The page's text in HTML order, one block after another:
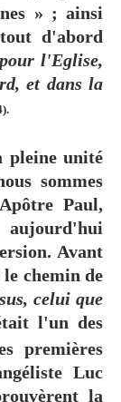
» ; ainsi
d'abord
l'Eglise,
et dans la
pleine unité
sommes
Paul,
Avant
chemin de
celui que
l'un des
premières
Luc
la